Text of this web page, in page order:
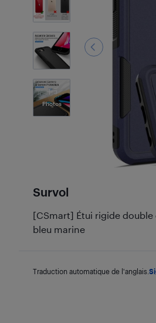
3
Photos
Survol
[CSmart] Étui rigide double
bleu marine
Traduction automatique de l'anglais.